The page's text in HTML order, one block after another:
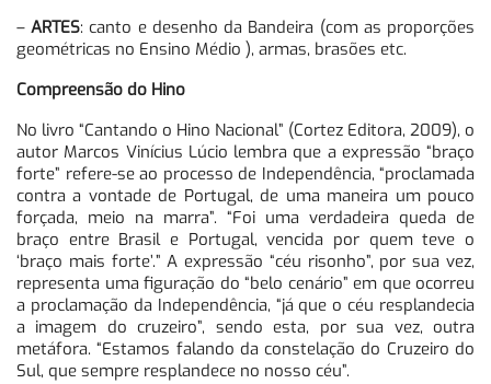
–ARTES: canto e desenho da Bandeira (com as proporções
geométricas no Ensino Médio ), armas, brasões etc.
Compreensão do Hino
No livro “Cantando o Hino Nacional” (Cortez Editora, 2009), o
autor Marcos Vinícius Lúcio lembra que a expressão “braço
forte” refere-se ao processo de Independência, “proclamada
contra a vontade de Portugal, de uma maneira um pouco
forçada, meio na marra”. “Foi uma verdadeira queda de
braço entre Brasil e Portugal, vencida por quem teve o
‘braço mais forte’.” A expressão “céu risonho”, por sua vez,
representa uma figuração do “belo cenário” em que ocorreu
a proclamação da Independência, “já que o céu resplandecia
a imagem do cruzeiro”, sendo esta, por sua vez, outra
metáfora. “Estamos falando da constelação do Cruzeiro do
Sul, que sempre resplandece no nosso céu”.